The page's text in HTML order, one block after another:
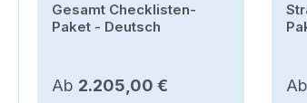
Gesamt Checklisten-
Paket - Deutsch
Regulärer Preis:
Ab 2.205,00 € Ab